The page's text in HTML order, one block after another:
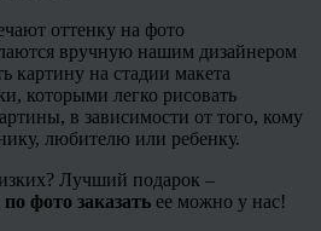
оттенку на фото
вручную нашим дизайнером
картину на стадии макета
которыми легко рисовать
в зависимости от того, кому
любителю или ребенку.
Лучший подарок –
фото заказать ее можно у нас!